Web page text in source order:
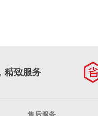
精致服务